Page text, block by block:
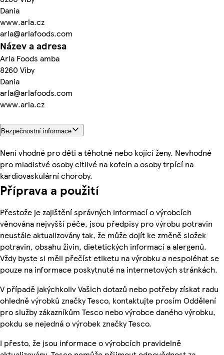
Dania
www.arla.cz
arla@arlafoods.com
Název a adresa
Arla Foods amba
8260 Viby
Dania
arla@arlafoods.com
www.arla.cz
Bezpečnostní informace
Není vhodné pro děti a těhotné nebo kojící ženy. Nevhodné
pro mladistvé osoby citlivé na kofein a osoby trpící na
kardiovaskulární choroby.
Příprava a použití
Přestože je zajištění správných informací o výrobcích
věnována nejvyšší péče, jsou předpisy pro výrobu potravin
neustále aktualizovány tak, že může dojít ke změně složek
potravin, obsahu živin, dietetických informací a alergenů.
Vždy byste si měli přečíst etiketu na výrobku a nespoléhat se
pouze na informace poskytnuté na internetových stránkách.
V případě jakýchkoliv Vašich dotazů nebo potřeby získat radu
ohledně výrobků značky Tesco, kontaktujte prosím Oddělení
pro služby zákazníkům Tesco nebo výrobce daného výrobku,
pokdu se nejedná o výrobek značky Tesco.
I přesto, že jsou informace o výrobcích pravidelně